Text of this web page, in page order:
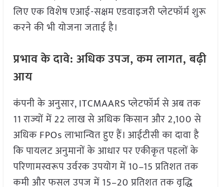
लिए एक विशेष एआई-सक्षम एडवाइजरी प्लेटफॉर्म शुरू
करने की भी योजना जताई है।
प्रभाव के दावे: अधिक उपज, कम लागत, बढ़ी
आय
कंपनी के अनुसार, ITCMAARS प्लेटफॉर्म से अब तक
11 राज्यों में 22 लाख से अधिक किसान और 2,100 से
अधिक FPOs लाभान्वित हुए हैं। आईटीसी का दावा है
कि पायलट अनुमानों के आधार पर एकीकृत पहलों के
परिणामस्वरूप उर्वरक उपयोग में 10–15 प्रतिशत तक
कमी और फसल उपज में 15–20 प्रतिशत तक वृद्धि